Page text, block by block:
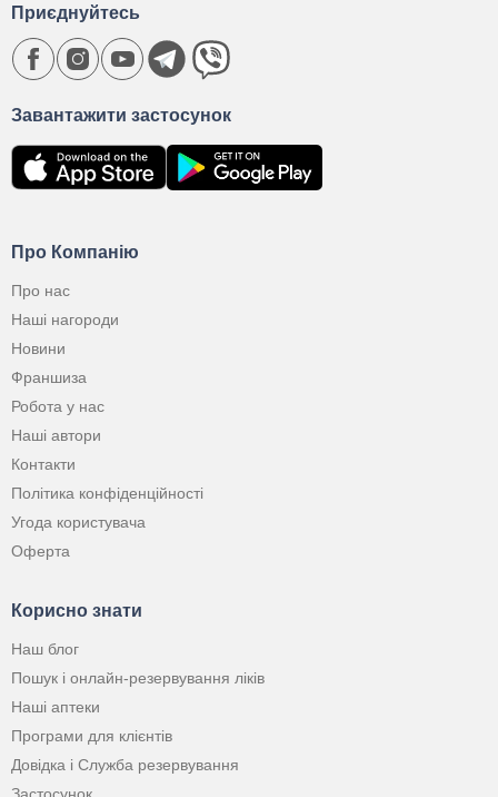
Про Компанію
Про нас
Наші нагороди
Новини
Франшиза
Робота у нас
Наші автори
Контакти
Політика конфіденційності
Угода користувача
Оферта
Корисно знати
Наш блог
Пошук і онлайн-резервування ліків
Наші аптеки
Програми для клієнтів
Довідка і Служба резервування
Завантажити застосунок
Приєднуйтесь